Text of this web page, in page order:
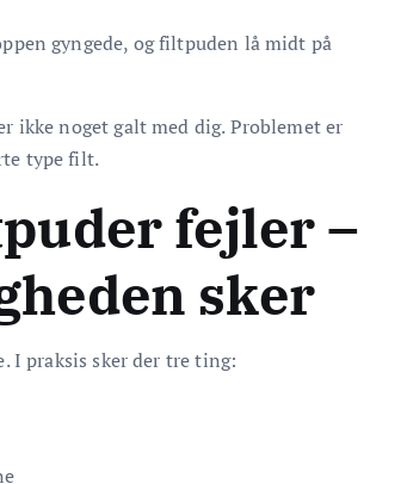
gyngede, og filtpuden lå midt på
ikke noget galt med dig. Problemet er
type filt.
fejler –
sker
I praksis sker der tre ting: